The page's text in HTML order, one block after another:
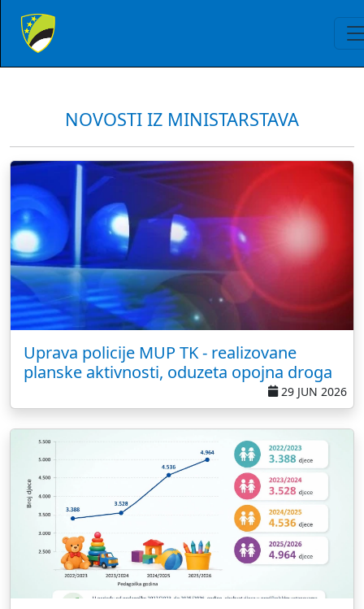
NOVOSTI IZ MINISTARSTAVA
Uprava policije MUP TK - realizovane
planske aktivnosti, oduzeta opojna droga
29 JUN 2026